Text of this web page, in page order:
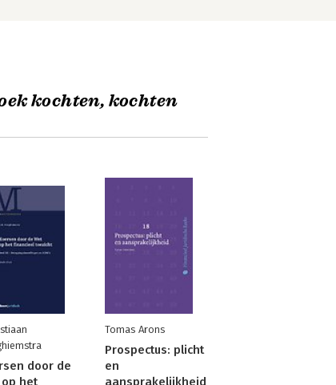
kochten, kochten
door de
op het
Tomas Arons
Prospectus: plicht
en
aansprakelijkheid